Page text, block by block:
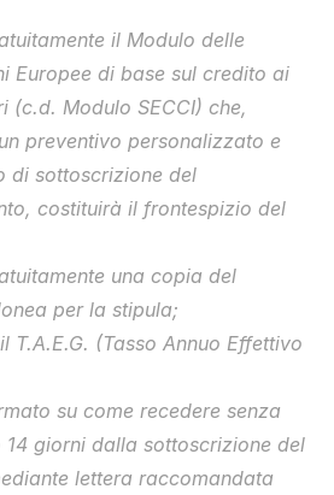
il Modulo delle
Europee di base sul credito ai
(c.d. Modulo SECCI) che,
preventivo personalizzato e
di sottoscrizione del
costituirà il frontespizio del
una copia del
per la stipula;
T.A.E.G. (Tasso Annuo Effettivo
su come recedere senza
14 giorni dalla sottoscrizione del
lettera raccomandata